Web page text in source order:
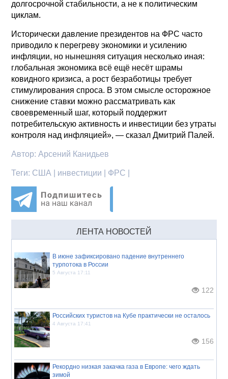
долгосрочной стабильности, а не к политическим
циклам.
Исторически давление президентов на ФРС часто
приводило к перегреву экономики и усилению
инфляции, но нынешняя ситуация несколько иная:
глобальная экономика всё ещё несёт шрамы
ковидного кризиса, а рост безработицы требует
стимулирования спроса. В этом смысле осторожное
снижение ставки можно рассматривать как
своевременный шаг, который поддержит
потребительскую активность и инвестиции без утраты
контроля над инфляцией», — сказал Дмитрий Палей.
Автор:Арсений Канидьев
Теги: США | инвестиции | ФРС |
ЛЕНТА НОВОСТЕЙ
В июне зафиксировано падение внутреннего
турпотока в России
5 Августа 17:11
122
Российских туристов на Кубе практически не осталось
4 Августа 17:41
156
Рекордно низкая закачка газа в Европе: чего ждать
зимой